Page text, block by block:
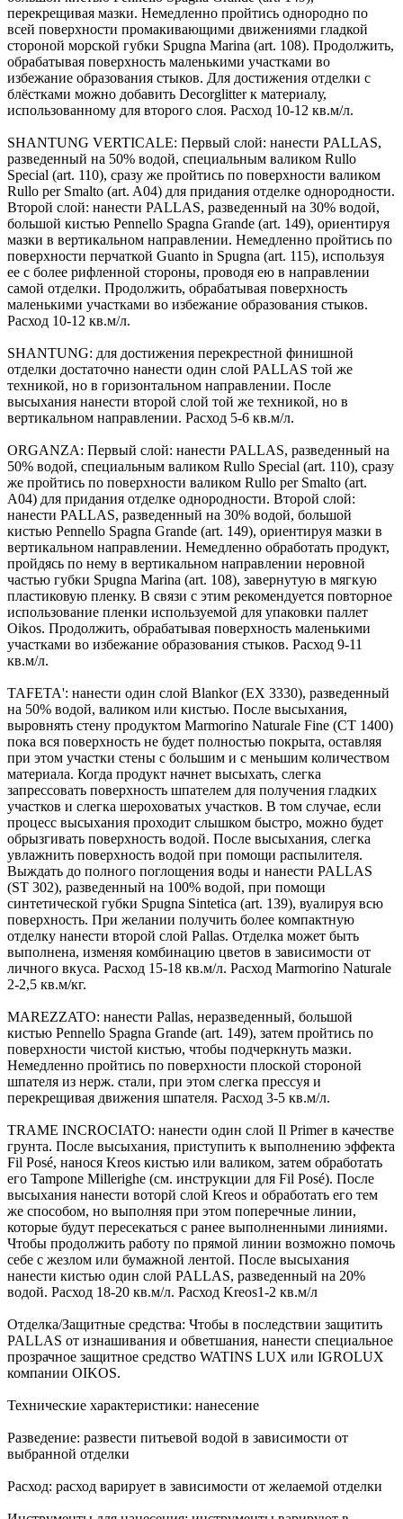
перекрещивая мазки. Немедленно пройтись однородно по
всей поверхности промакивающими движениями гладкой
стороной морской губки Spugna Marina (art. 108). Продолжить,
обрабатывая поверхность маленькими участками во
избежание образования стыков. Для достижения отделки с
блёстками можно добавить Decorglitter к материалу,
использованному для второго слоя. Расход 10-12 кв.м/л.
SHANTUNG VERTICALE: Первый слой: нанести PALLAS,
разведенный на 50% водой, специальным валиком Rullo
Special (art. 110), сразу же пройтись по поверхности валиком
Rullo per Smalto (art. A04) для придания отделке однородности.
Второй слой: нанести PALLAS, разведенный на 30% водой,
большой кистью Pennello Spagna Grande (art. 149), ориентируя
мазки в вертикальном направлении. Немедленно пройтись по
поверхности перчаткой Guanto in Spugna (art. 115), используя
ее с более рифленной стороны, проводя ею в направлении
самой отделки. Продолжить, обрабатывая поверхность
маленькими участками во избежание образования стыков.
Расход 10-12 кв.м/л.
SHANTUNG: для достижения перекрестной финишной
отделки достаточно нанести один слой PALLAS той же
техникой, но в горизонтальном направлении. После
высыхания нанести второй слой той же техникой, но в
вертикальном направлении. Расход 5-6 кв.м/л.
ORGANZA: Первый слой: нанести PALLAS, разведенный на
50% водой, специальным валиком Rullo Special (art. 110), сразу
же пройтись по поверхности валиком Rullo per Smalto (art.
A04) для придания отделке однородности. Второй слой:
нанести PALLAS, разведенный на 30% водой, большой
кистью Pennello Spagna Grande (art. 149), ориентируя мазки в
вертикальном направлении. Немедленно обработать продукт,
пройдясь по нему в вертикальном направлении неровной
частью губки Spugna Marina (art. 108), завернутую в мягкую
пластиковую пленку. В связи с этим рекомендуется повторное
использование пленки используемой для упаковки паллет
Oikos. Продолжить, обрабатывая поверхность маленькими
участками во избежание образования стыков. Расход 9-11
кв.м/л.
TAFETA': нанести один слой Blankor (EX 3330), разведенный
на 50% водой, валиком или кистью. После высыхания,
выровнять стену продуктом Marmorino Naturale Fine (CT 1400)
пока вся поверхность не будет полностью покрыта, оставляя
при этом участки стены с большим и с меньшим количеством
материала. Когда продукт начнет высыхать, слегка
запрессовать поверхность шпателем для получения гладких
участков и слегка шероховатых участков. В том случае, если
процесс высыхания проходит слышком быстро, можно будет
обрызгивать поверхность водой. После высыхания, слегка
увлажнить поверхность водой при помощи распылителя.
Выждать до полного поглощения воды и нанести PALLAS
(ST 302), разведенный на 100% водой, при помощи
синтетической губки Spugna Sintetica (art. 139), вуалируя всю
поверхность. При желании получить более компактную
отделку нанести второй слой Pallas. Отделка может быть
выполнена, изменяя комбинацию цветов в зависимости от
личного вкуса. Расход 15-18 кв.м/л. Расход Marmorino Naturale
2-2,5 кв.м/кг.
MAREZZATO: нанести Pallas, неразведенный, большой
кистью Pennello Spagna Grande (art. 149), затем пройтись по
поверхности чистой кистью, чтобы подчеркнуть мазки.
Немедленно пройтись по поверхности плоской стороной
шпателя из нерж. стали, при этом слегка прессуя и
перекрещивая движения шпателя. Расход 3-5 кв.м/л.
TRAME INCROCIATO: нанести один слой Il Primer в качестве
грунта. После высыхания, приступить к выполнению эффекта
Fil Posé, нанося Kreos кистью или валиком, затем обработать
его Tampone Millerighe (см. инструкции для Fil Posé). После
высыхания нанести воторй слой Kreos и обработать его тем
же способом, но выполняя при этом поперечные линии,
которые будут пересекаться с ранее выполненными линиями.
Чтобы продолжить работу по прямой линии возможно помочь
себе с жезлом или бумажной лентой. После высыхания
нанести кистью один слой PALLAS, разведенный на 20%
водой. Расход 18-20 кв.м/л. Расход Kreos1-2 кв.м/л
Отделка/Защитные средства: Чтобы в последствии защитить
PALLAS от изнашивания и обветшания, нанести специальное
прозрачное защитное средство WATINS LUX или IGROLUX
компании OIKOS.
Технические характеристики: нанесение
Разведение: развести питьевой водой в зависимости от
выбранной отделки
Расход: расход варирует в зависимости от желаемой отделки